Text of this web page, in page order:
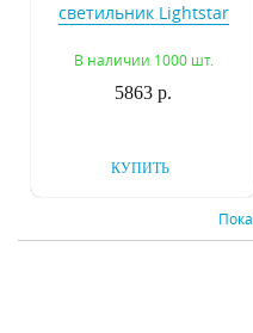
светильник Lightstar
В наличии 1000 шт.
5863 р.
КУПИТЬ